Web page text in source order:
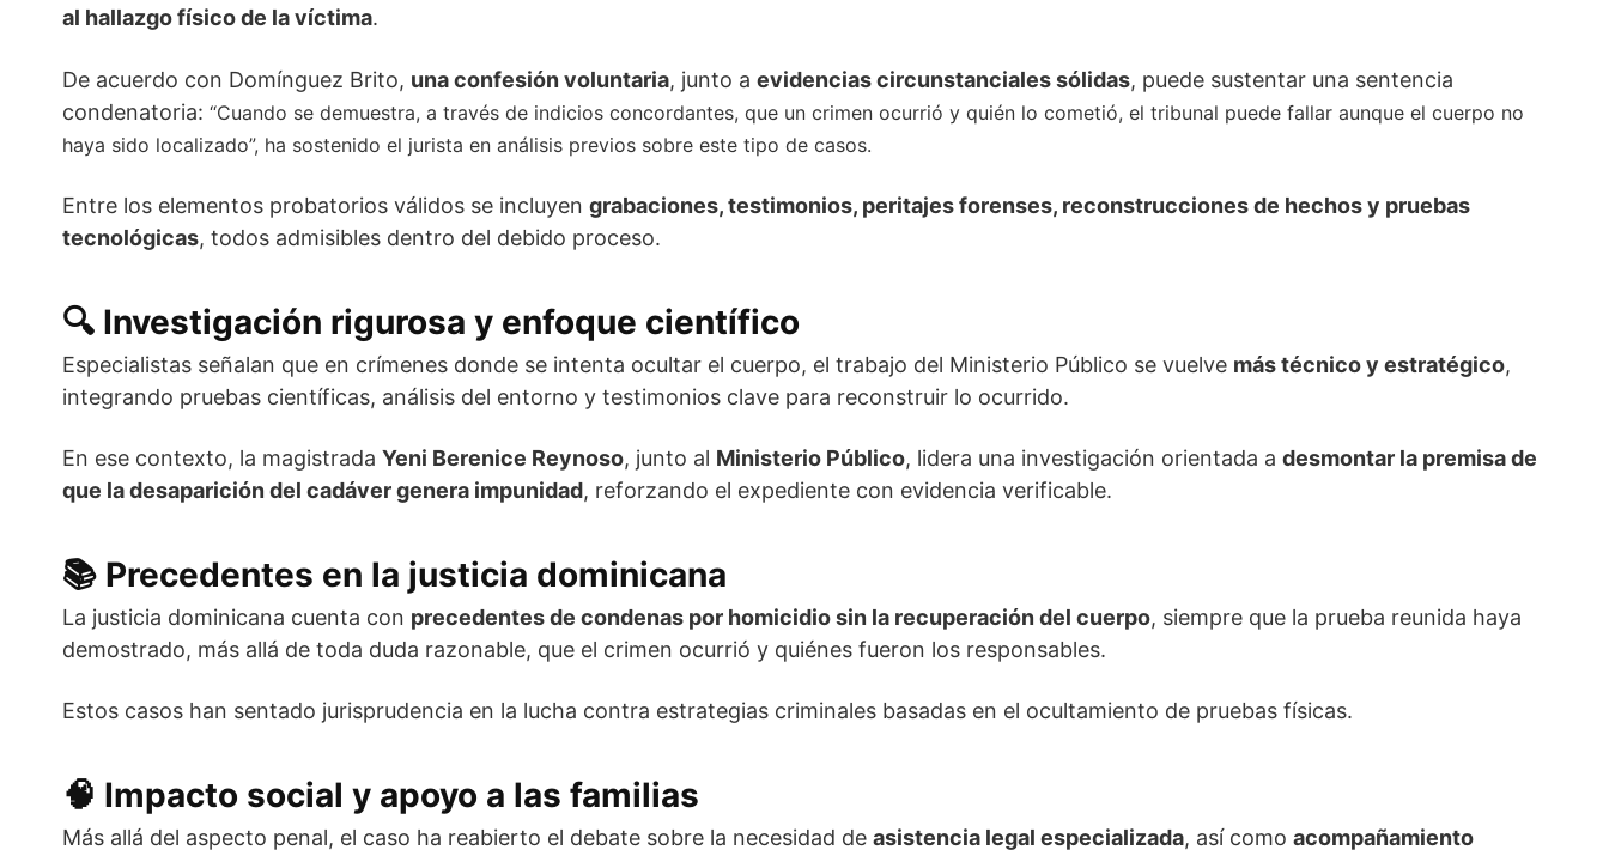
al hallazgo físico de la víctima.
De acuerdo con Domínguez Brito, una confesión voluntaria, junto a evidencias circunstanciales sólidas, puede sustentar una sentencia
condenatoria: “Cuando se demuestra, a través de indicios concordantes, que un crimen ocurrió y quién lo cometió, el tribunal puede fallar aunque el cuerpo no
haya sido localizado”, ha sostenido el jurista en análisis previos sobre este tipo de casos.
Entre los elementos probatorios válidos se incluyen grabaciones, testimonios, peritajes forenses, reconstrucciones de hechos y pruebas
tecnológicas, todos admisibles dentro del debido proceso.
🔍 Investigación rigurosa y enfoque científico
Especialistas señalan que en crímenes donde se intenta ocultar el cuerpo, el trabajo del Ministerio Público se vuelve más técnico y estratégico,
integrando pruebas científicas, análisis del entorno y testimonios clave para reconstruir lo ocurrido.
En ese contexto, la magistrada Yeni Berenice Reynoso, junto al Ministerio Público, lidera una investigación orientada a desmontar la premisa de
que la desaparición del cadáver genera impunidad, reforzando el expediente con evidencia verificable.
📚 Precedentes en la justicia dominicana
La justicia dominicana cuenta con precedentes de condenas por homicidio sin la recuperación del cuerpo, siempre que la prueba reunida haya
demostrado, más allá de toda duda razonable, que el crimen ocurrió y quiénes fueron los responsables.
Estos casos han sentado jurisprudencia en la lucha contra estrategias criminales basadas en el ocultamiento de pruebas físicas.
🧠 Impacto social y apoyo a las familias
Más allá del aspecto penal, el caso ha reabierto el debate sobre la necesidad de asistencia legal especializada, así como acompañamiento